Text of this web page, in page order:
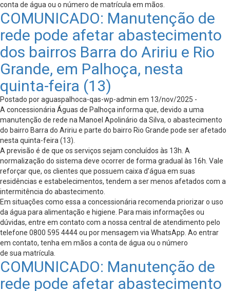
conta de água ou o número de matrícula em mãos.
COMUNICADO: Manutenção de
rede pode afetar abastecimento
dos bairros Barra do Aririu e Rio
Grande, em Palhoça, nesta
quinta-feira (13)
Postado por aguaspalhoca-qas-wp-admin em 13/nov/2025 -
A concessionária Águas de Palhoça informa que, devido a uma
manutenção de rede na Manoel Apolinário da Silva, o abastecimento
do bairro Barra do Aririu e parte do bairro Rio Grande pode ser afetado
nesta quinta-feira (13).
A previsão é de que os serviços sejam concluídos às 13h. A
normalização do sistema deve ocorrer de forma gradual às 16h. Vale
reforçar que, os clientes que possuem caixa d’água em suas
residências e estabelecimentos, tendem a ser menos afetados com a
intermitência do abastecimento.
Em situações como essa a concessionária recomenda priorizar o uso
da água para alimentação e higiene. Para mais informações ou
dúvidas, entre em contato com a nossa central de atendimento pelo
telefone 0800 595 4444 ou por mensagem via WhatsApp. Ao entrar
em contato, tenha em mãos a conta de água ou o número
de sua matrícula.
COMUNICADO: Manutenção de
rede pode afetar abastecimento